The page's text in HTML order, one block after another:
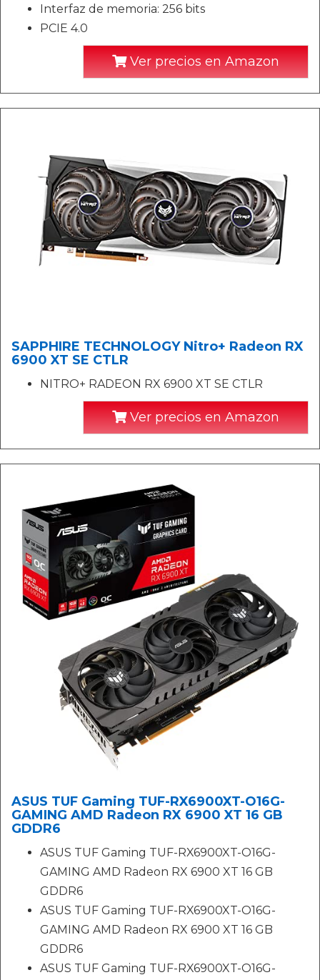
Interfaz de memoria: 256 bits
PCIE 4.0
Ver precios en Amazon
SAPPHIRE TECHNOLOGY Nitro+ Radeon RX
6900 XT SE CTLR
NITRO+ RADEON RX 6900 XT SE CTLR
Ver precios en Amazon
ASUS TUF Gaming TUF-RX6900XT-O16G-
GAMING AMD Radeon RX 6900 XT 16 GB
GDDR6
ASUS TUF Gaming TUF-RX6900XT-O16G-
GAMING AMD Radeon RX 6900 XT 16 GB
GDDR6
ASUS TUF Gaming TUF-RX6900XT-O16G-
GAMING AMD Radeon RX 6900 XT 16 GB
GDDR6
ASUS TUF Gaming TUF-RX6900XT-O16G-